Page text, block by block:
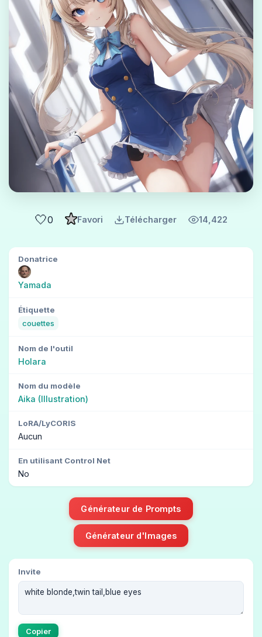
🤍0 Favori Télécharger 14,422
Donatrice
Yamada
Étiquette
couettes
Nom de l'outil
Holara
Nom du modèle
Aika (Illustration)
LoRA/LyCORIS
Aucun
En utilisant Control Net
No
Générateur de Prompts
Générateur d'Images
Invite
Copier